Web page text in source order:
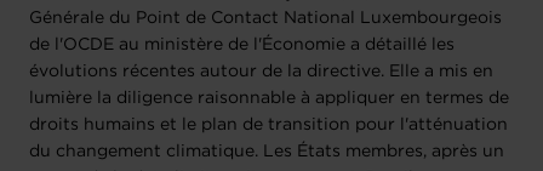
Générale du Point de Contact National Luxembourgeois
de l'OCDE au ministère de l'Économie a détaillé les
évolutions récentes autour de la directive. Elle a mis en
lumière la diligence raisonnable à appliquer en termes de
droits humains et le plan de transition pour l'atténuation
du changement climatique. Les États membres, après un